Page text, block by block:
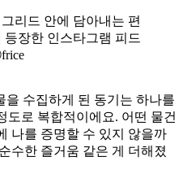
리드 안에 담아내는 편
등장한 인스타그램 피드
을 수집하게 된 동기는 하나를
도로 복합적이에요. 어떤 물건
나를 증명할 수 있지 않을까
수한 즐거움 같은 게 더해졌